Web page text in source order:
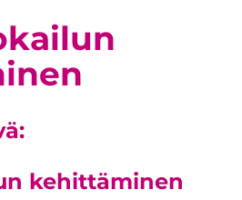
kehittäminen